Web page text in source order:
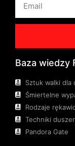
Baza wiedzy
Sztuk walki dla
Śmiertelne
Rodzaje
Techniki
Pandora Gate